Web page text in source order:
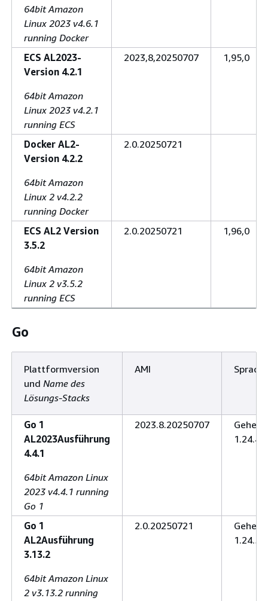
64bit Amazon
Linux 2023 v4.6.1
running Docker
ECS AL2023-
Version 4.2.1
64bit Amazon
Linux 2023 v4.2.1
running ECS
2023,8,20250707 1,95,0
Docker AL2-
Version 4.2.2
64bit Amazon
Linux 2 v4.2.2
running Docker
2.0.20250721
ECS AL2 Version
3.5.2
64bit Amazon
Linux 2 v3.5.2
running ECS
2.0.20250721 1,96,0
Go
Plattformversion
und Name des
Lösungs-Stacks
AMI
Go 1
AL2023Ausführung
4.4.1
64bit Amazon Linux
2023 v4.4.1 running
Go 1
2023.8.20250707
Gehe
1.24.4
Go 1
AL2Ausführung
3.13.2
64bit Amazon Linux
2 v3.13.2 running
2.0.20250721
Gehe
1.24.5